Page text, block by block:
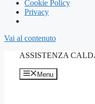
Cookie Policy
Privacy
Vai al contenuto
ASSISTENZA
Menu